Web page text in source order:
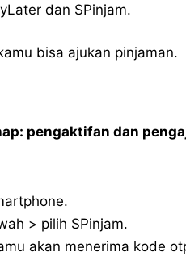
dan SPinjam.
bisa ajukan pinjaman.
pengaktifan dan
> pilih SPinjam.
akan menerima kode